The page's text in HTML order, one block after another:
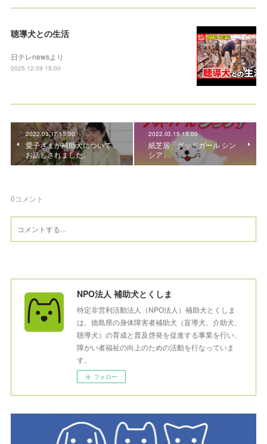
聴導犬との生活
日テレnewsより
2025.12.09 15:00
2022.03.17 15:00
愛子さまが補助犬について
お話しされました。
2022.03.15 15:00
紙芝居「グッドガール シン
シア」
0コメント
NPO法人 補助犬とくしま
特定非営利活動法人（NPO法人）補助犬とくしま
は、徳島県の身体障害者補助犬（盲導犬、介助犬、
聴導犬）の育成と普及啓発を促進する事業を行い、
障がい者福祉の向上のための活動を行なっていま
す。
フォロー